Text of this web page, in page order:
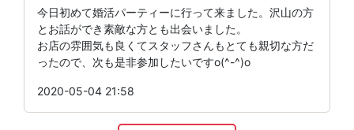
今日初めて婚活パーティーに行って来ました。沢山の方
とお話ができ素敵な方とも出会いました。
お店の雰囲気も良くてスタッフさんもとても親切な方だ
ったので、次も是非参加したいですo(^-^)o
2020-05-04 21:58